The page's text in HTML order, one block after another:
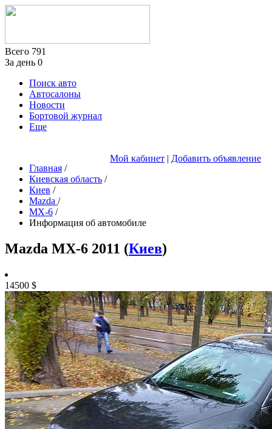
Всего 791
За день 0
Поиск авто
Автосалоны
Новости
Бортовой журнал
Еще
Мой кабинет | Добавить объявление
Главная /
Киевская область /
Киев /
Mazda /
MX-6 /
Информация об автомобиле
Mazda MX-6 2011 (Киев)
14500 $